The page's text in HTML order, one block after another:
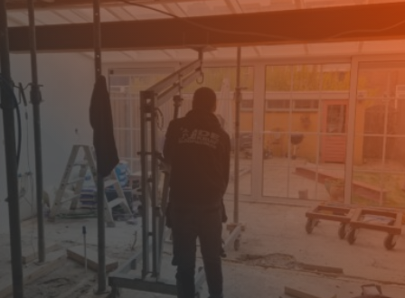
ENSCHEDE GEZOCHT?
Bent u bezig met een verbouwing of
herontwikkeling in Enschede en zoekt u een
sloopbedrijf dat met u meedenkt? De Kruif
Sloopwerken is al jaren actief in de regio en
helpt particulieren en bedrijven met het
vakkundig uitvoeren van uiteenlopende
sloopwerkzaamheden.
Of het nu gaat om het verwijderen van een